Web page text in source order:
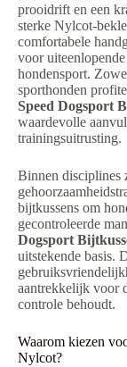
prooidrift en een
sterke Nylcot-
comfortabele
voor
hondensport.
sporthonden
Speed Dogsport
waardevolle
trainingsuitrusting.
Binnen disciplines
bijtkussens om
gecontroleerde
Dogsport
uitstekende basis.
aantrekkelijk voor
controle behoudt.
Waarom kiezen
Nylcot?